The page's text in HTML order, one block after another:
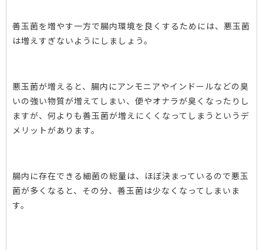
善玉菌を増やす一方で腸内環境を良くするためには、悪玉菌
は増えすぎないようにしましょう。
悪玉菌が増えると、腸内にアンモニアやインドールなどの臭
いの強い物質が増えてしまい、便やオナラが臭くなったりし
ますが、何よりも善玉菌が増えにくくなってしまうというデ
メリットがあります。
腸内に存在できる細菌の総量は、ほぼ決まっているので悪玉
菌が多くなると、その分、善玉菌は少なくなってしまいま
す。